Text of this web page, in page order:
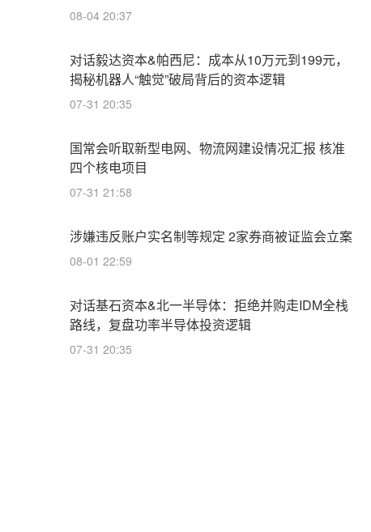
08-04 20:37
对话毅达资本&帕西尼：成本从10万元到199元，
揭秘机器人“触觉”破局背后的资本逻辑
07-31 20:35
国常会听取新型电网、物流网建设情况汇报 核准
四个核电项目
07-31 21:58
涉嫌违反账户实名制等规定 2家券商被证监会立案
08-01 22:59
对话基石资本&北一半导体：拒绝并购走IDM全栈
路线，复盘功率半导体投资逻辑
07-31 20:35